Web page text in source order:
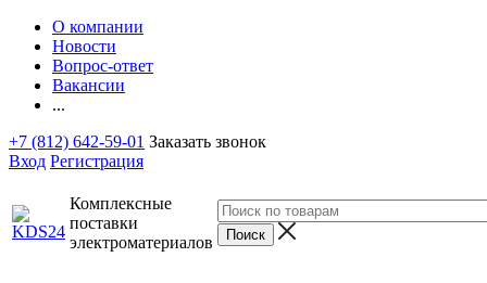
О компании
Новости
Вопрос-ответ
Вакансии
...
+7 (812) 642-59-01 Заказать звонок
Вход Регистрация
Комплексные
поставки
электроматериалов